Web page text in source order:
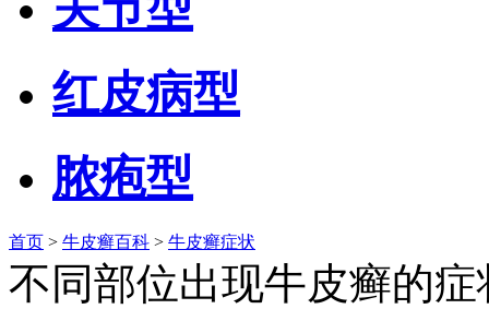
红皮病型
脓疱型
首页 > 牛皮癣百科 > 牛皮癣症状
不同部位出现牛皮癣的症